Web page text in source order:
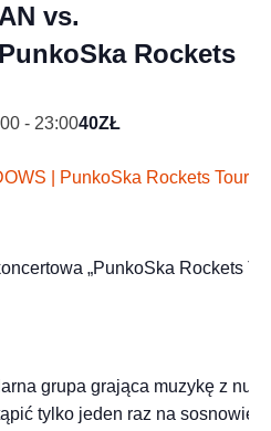
vs.
Rockets
- 23:0040ZŁ
„PunkoSka Rockets
grupa grająca muzykę z
tylko jeden raz na